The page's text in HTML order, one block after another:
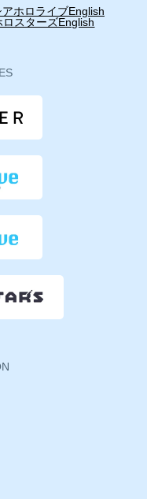
ホロライブEnglish
ロスターズEnglish